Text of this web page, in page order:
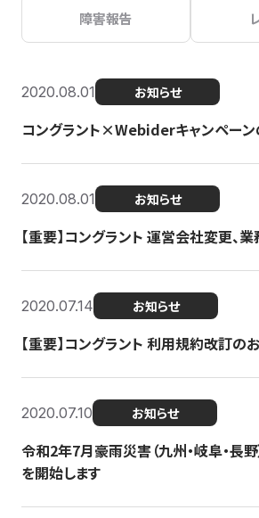
障害報告
2020.08.01 お知らせ
コングラント×Webiderキャンペーン
2020.08.01 お知らせ
【重要】コングラント 運営会社変更、
2020.07.14 お知らせ
【重要】コングラント 利用規約改訂の
2020.07.10 お知らせ
令和2年7月豪雨災害（九州・岐阜・長
を開始します